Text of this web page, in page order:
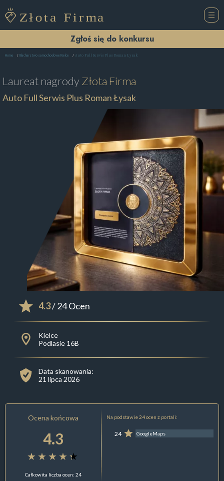
Zgłoś się do konkursu
Home Blacharstwo samochodowe Kielce Auto Full Serwis Plus Roman Łysak
Laureat nagrodyZłota Firma
Auto Full Serwis Plus Roman Łysak
4.3/ 24 Ocen
Kielce
Podlasie 16B
Data skanowania:
21 lipca 2026
Ocena końcowa
4.3
Całkowita liczba ocen: 24
Na podstawie 24 ocen z portali:
24 GoogleMaps